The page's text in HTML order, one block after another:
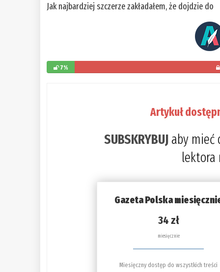
Jak najbardziej szczerze zakładałem, że dojdzie do
7%
Artykuł
SUBSKRYBUJ aby mieć
lektora
Gazeta Polska
34 zł
miesięcznie
Miesięczny dostęp do wszystkich treści